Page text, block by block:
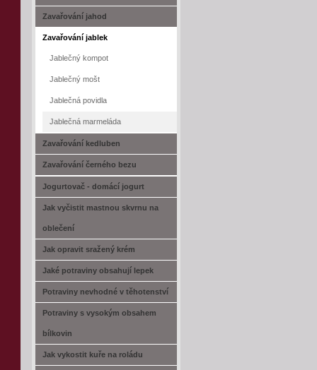
Zavařování jahod
Zavařování jablek
Jablečný kompot
Jablečný mošt
Jablečná povidla
Jablečná marmeláda
Zavařování kedluben
Zavařování černého bezu
Jogurtovač - domácí jogurt
Jak vyčistit mastnou skvrnu na
oblečení
Jak opravit sražený krém
Jaké potraviny obsahují lepek
Potraviny nevhodné v těhotenství
Potraviny s vysokým obsahem
bílkovin
Jak vykostit kuře na roládu